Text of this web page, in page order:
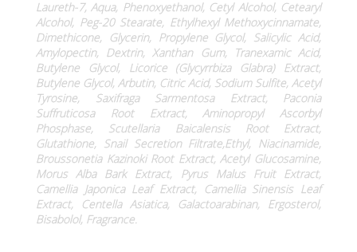
Laureth-7, Aqua, Phenoxyethanol, Cetyl Alcohol, Cetearyl
Alcohol, Peg-20 Stearate, Ethylhexyl Methoxycinnamate,
Dimethicone, Glycerin, Propylene Glycol, Salicylic Acid,
Amylopectin, Dextrin, Xanthan Gum, Tranexamic Acid,
Butylene Glycol, Licorice (Glycyrrbiza Glabra) Extract,
Butylene Glycol, Arbutin, Citric Acid, Sodium Sulfite, Acetyl
Tyrosine, Saxifraga Sarmentosa Extract, Paconia
Suffruticosa Root Extract, Aminopropyl Ascorbyl
Phosphase, Scutellaria Baicalensis Root Extract,
Glutathione, Snail Secretion Filtrate,Ethyl, Niacinamide,
Broussonetia Kazinoki Root Extract, Acetyl Glucosamine,
Morus Alba Bark Extract, Pyrus Malus Fruit Extract,
Camellia Japonica Leaf Extract, Camellia Sinensis Leaf
Extract, Centella Asiatica, Galactoarabinan, Ergosterol,
Bisabolol, Fragrance.